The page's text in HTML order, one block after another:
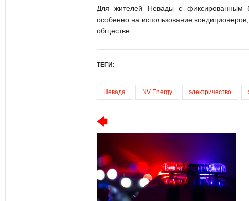
Для жителей Невады с фиксированным
особенно на использование
обществе.
ТЕГИ:
Невада NV Energy электричество